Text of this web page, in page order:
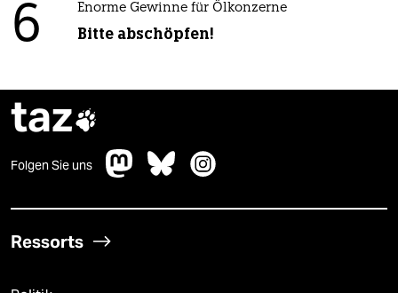
6 Enorme Gewinne für Ölkonzerne
Bitte abschöpfen!
taz
Folgen Sie uns
Ressorts